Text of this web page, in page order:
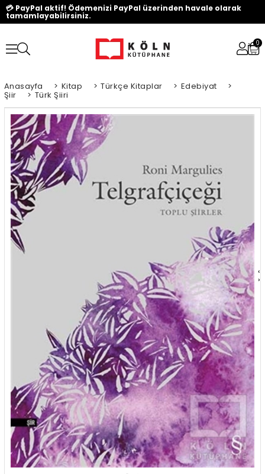
💳 PayPal aktif! Ödemenizi PayPal üzerinden havale olarak
tamamlayabilirsiniz.
0
Anasayfa > Kitap > Türkçe Kitaplar > Edebiyat >
Şiir > Türk Şiiri
‹
›